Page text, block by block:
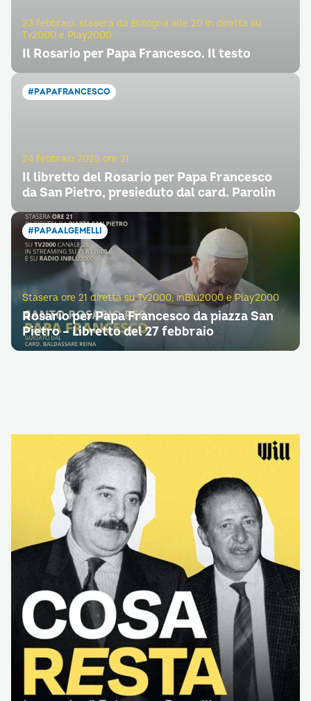
23 febbraio, stasera da Bologna alle 20 in diretta su
Tv2000 e Play2000
Il Rosario per Papa Francesco. Il testo
#PAPAFRANCESCO
24 febbraio 2025 ore 21
Il libretto del Rosario per Papa Francesco
da San Pietro, presieduto dal card. Parolin
#PAPAALGEMELLI
Stasera ore 21 diretta su Tv2000, inBlu2000 e Play2000
Rosario per Papa Francesco da piazza San
Pietro – Libretto del 27 febbraio